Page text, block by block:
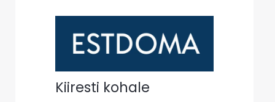
Kiiresti kohale